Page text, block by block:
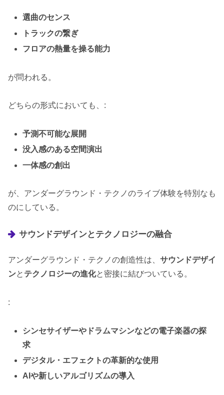
選曲のセンス
トラックの繋ぎ
フロアの熱量を操る能力
が問われる。
どちらの形式においても、:
予測不可能な展開
没入感のある空間演出
一体感の創出
が、アンダーグラウンド・テクノのライブ体験を特別なも
のにしている。
サウンドデザインとテクノロジーの融合
アンダーグラウンド・テクノの創造性は、 サウンドデザイ
ンと テクノロジーの進化と密接に結びついている。
:
シンセサイザーやドラムマシンなどの電子楽器の探
求
デジタル・エフェクトの革新的な使用
AIや新しいアルゴリズムの導入